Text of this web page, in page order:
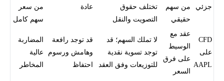
جزئي
من سهم
حقيقي
تختلف حقوق
التصويت والنقل
عادة
من سعر
سهم كامل
CFD
على
AAPL
عقد مع
الوسيط
على فرق
السعر
لا تملك السهم؛ قد
توجد تسوية نقدية
للتوزيعات وفق العقد
قد توجد رافعة
وهامش ورسوم
احتفاظ
المضاربة
عالية
المخاطر